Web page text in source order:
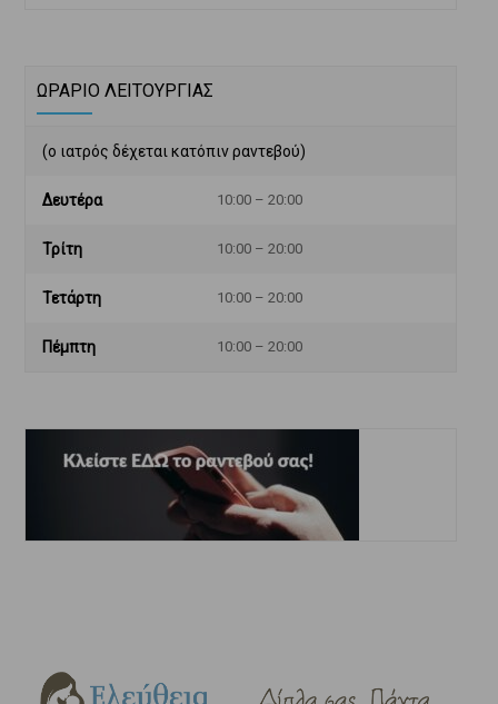
ΩΡΑΡΙΟ ΛΕΙΤΟΥΡΓΙΑΣ
(ο ιατρός δέχεται κατόπιν ραντεβού)
Δευτέρα 10:00 – 20:00
Τρίτη 10:00 – 20:00
Τετάρτη 10:00 – 20:00
Πέμπτη 10:00 – 20:00